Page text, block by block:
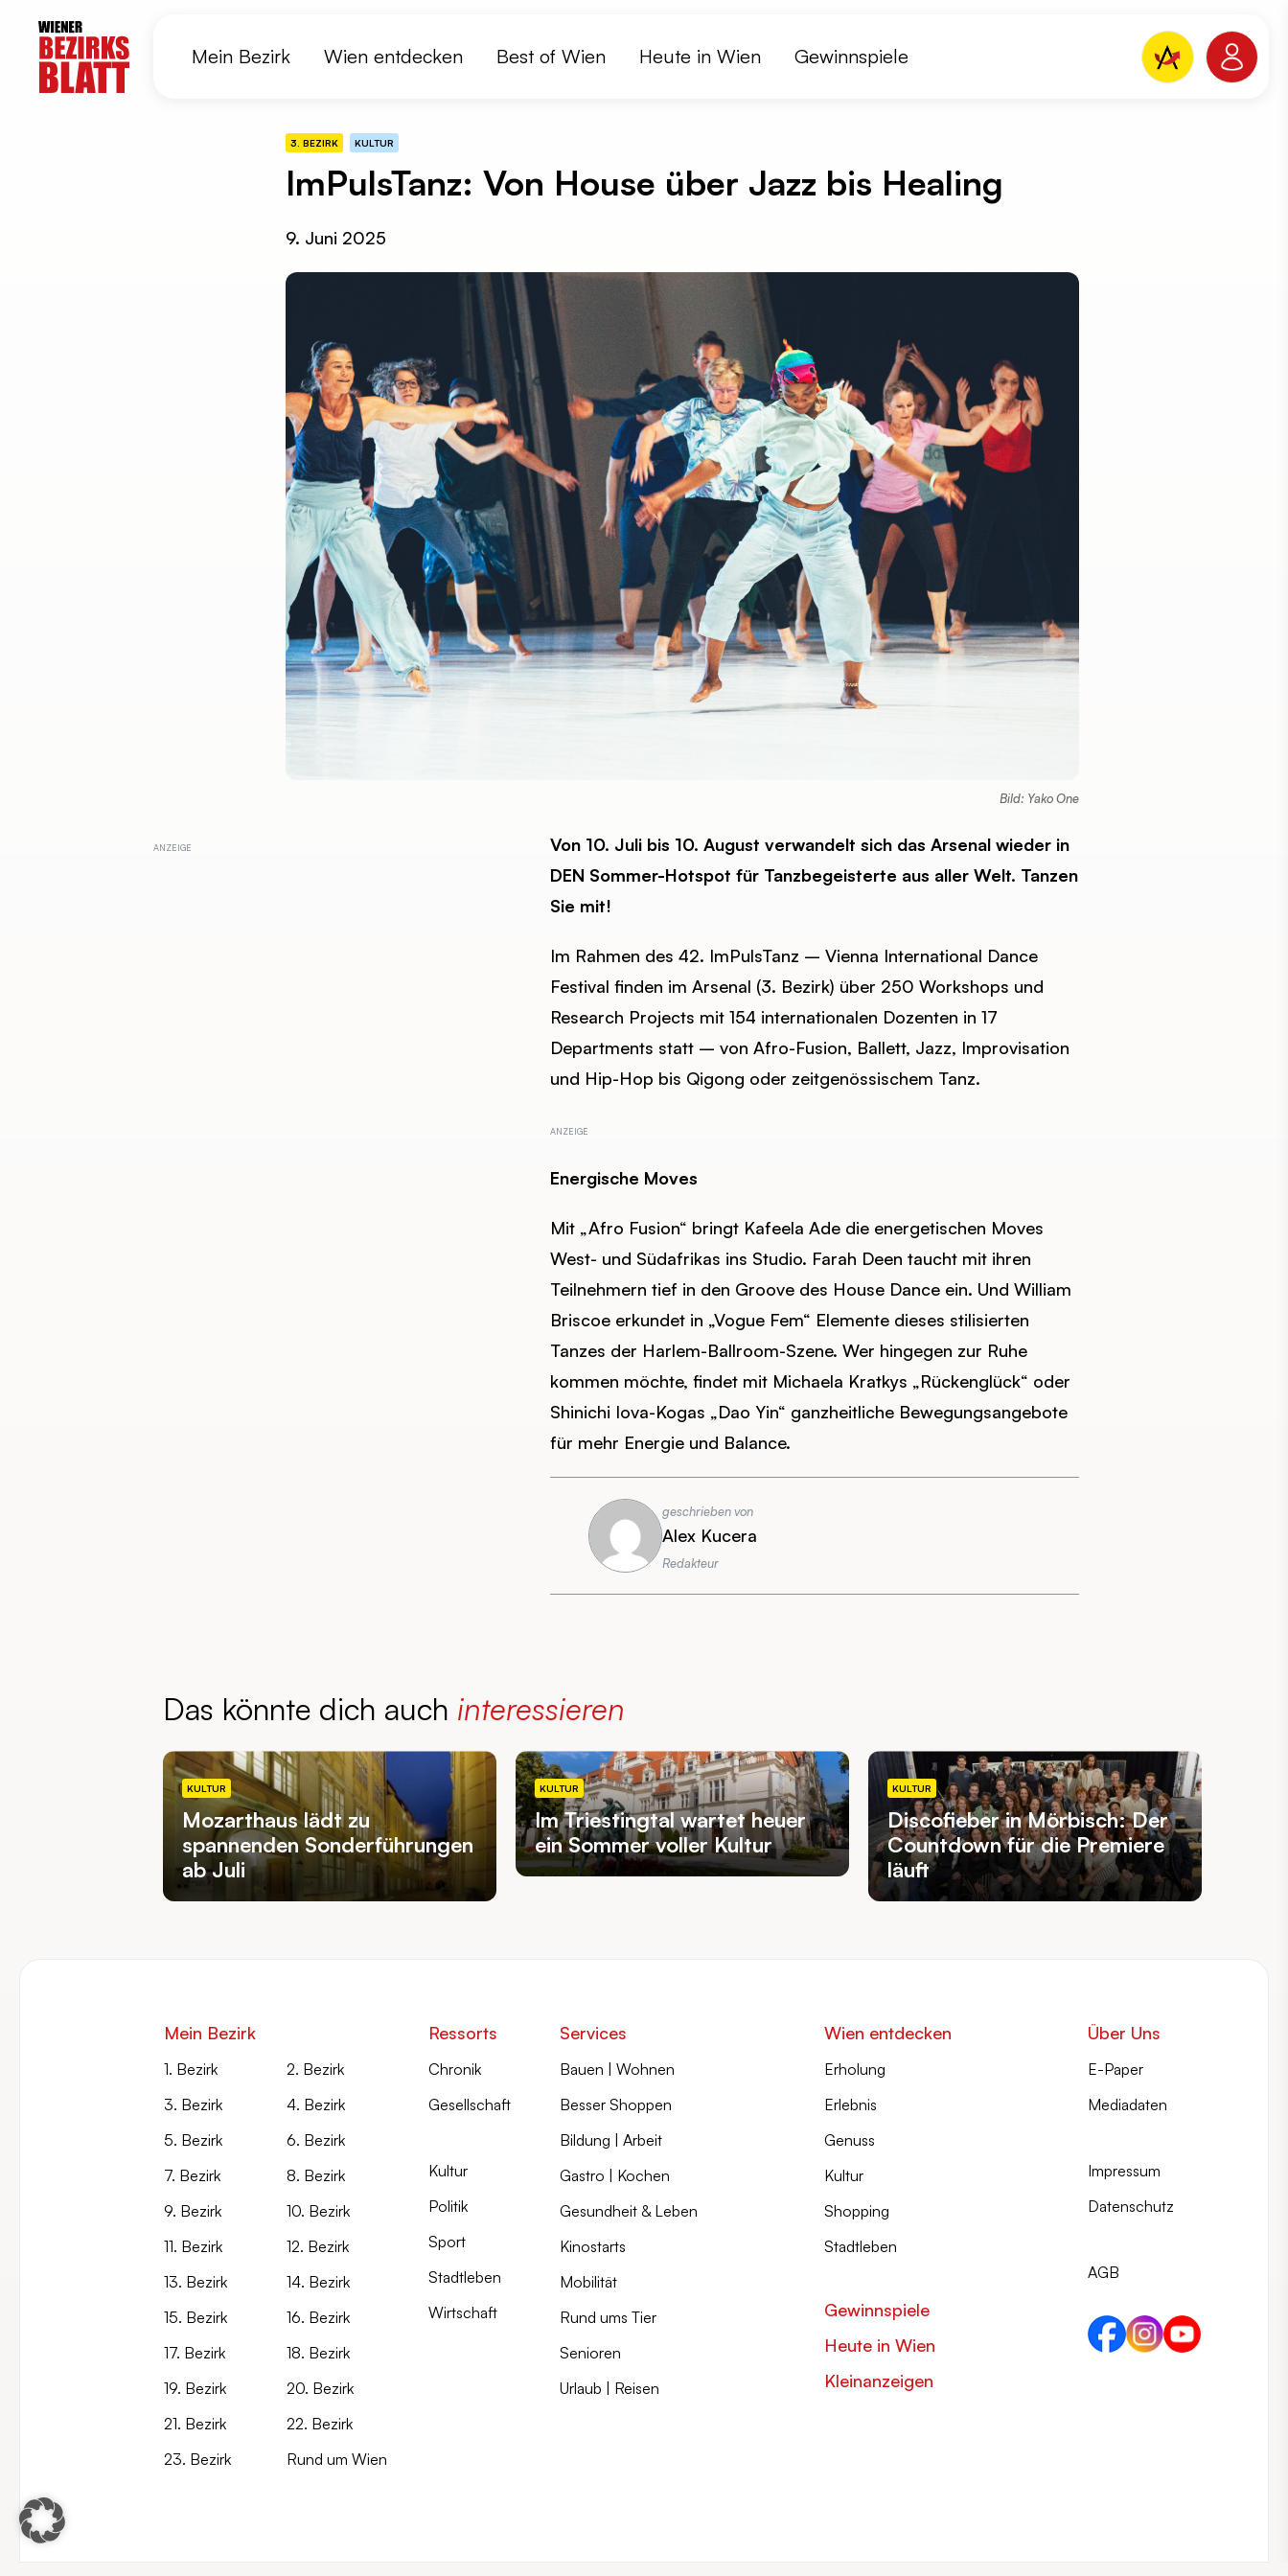
Mein Bezirk Wien entdecken Best of Wien Heute in Wien Gewinnspiele
3. BEZIRK KULTUR
ImPulsTanz: Von House über Jazz bis Healing
9. Juni 2025
Bild: Yako One
Von 10. Juli bis 10. August verwandelt sich das Arsenal wieder in
DEN Sommer-Hotspot für Tanzbegeisterte aus aller Welt. Tanzen
Sie mit!
Im Rahmen des 42. ImPulsTanz – Vienna International Dance
Festival finden im Arsenal (3. Bezirk) über 250 Workshops und
Research Projects mit 154 internationalen Dozenten in 17
Departments statt – von Afro-Fusion, Ballett, Jazz, Improvisation
und Hip-Hop bis Qigong oder zeitgenössischem Tanz.
Energische Moves
Mit „Afro Fusion“ bringt Kafeela Ade die energetischen Moves
West- und Südafrikas ins Studio. Farah Deen taucht mit ihren
Teilnehmern tief in den Groove des House Dance ein. Und William
Briscoe erkundet in „Vogue Fem“ Elemente dieses stilisierten
Tanzes der Harlem-Ballroom-Szene. Wer hingegen zur Ruhe
kommen möchte, findet mit Michaela Kratkys „Rückenglück“ oder
Shinichi Iova-Kogas „Dao Yin“ ganzheitliche Bewegungsangebote
für mehr Energie und Balance.
geschrieben von
Alex Kucera
Redakteur
Das könnte dich auch interessieren
KULTUR
Mozarthaus lädt zu
spannenden Sonderführungen
ab Juli
KULTUR
Im Triestingtal wartet heuer
ein Sommer voller Kultur
KULTUR
Discofieber in Mörbisch: Der
Countdown für die Premiere
läuft
Mein Bezirk
1. Bezirk
2. Bezirk
3. Bezirk
4. Bezirk
5. Bezirk
6. Bezirk
7. Bezirk
8. Bezirk
9. Bezirk
10. Bezirk
11. Bezirk
12. Bezirk
13. Bezirk
14. Bezirk
15. Bezirk
16. Bezirk
17. Bezirk
18. Bezirk
19. Bezirk
20. Bezirk
21. Bezirk
22. Bezirk
23. Bezirk
Rund um Wien
Ressorts
Chronik
Gesellschaft
Kultur
Politik
Sport
Stadtleben
Wirtschaft
Services
Bauen | Wohnen
Besser Shoppen
Bildung | Arbeit
Gastro | Kochen
Gesundheit & Leben
Kinostarts
Mobilität
Rund ums Tier
Senioren
Urlaub | Reisen
Wien entdecken
Erholung
Erlebnis
Genuss
Kultur
Shopping
Stadtleben
Gewinnspiele
Heute in Wien
Kleinanzeigen
Über Uns
E-Paper
Mediadaten
Impressum
Datenschutz
AGB